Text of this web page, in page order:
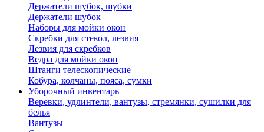
Держатели шубок, шубки
Держатели шубок
Наборы для мойки окон
Скребки для стекол, лезвия
Лезвия для скребков
Ведра для мойки окон
Штанги телескопические
Кобура, колчаны, пояса, сумки
Уборочный инвентарь
Веревки, удлинтели, вантузы, стремянки, сушилки для
белья
Вантузы